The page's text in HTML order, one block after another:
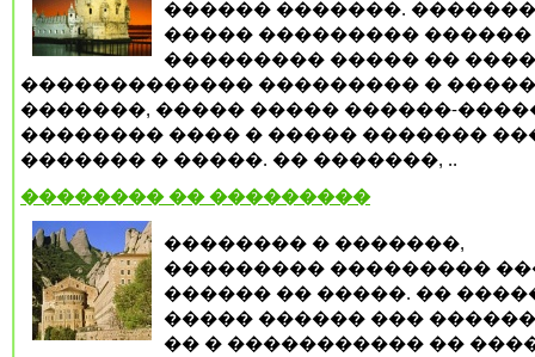
������ �������.
����� ��������� ������
��������� ����� ��
������������� ��������� �
�������, ����� ����� ������-
�������� ���� � ����� �������
������� � �����. �� �������, ..
�������� �� ���������
�������� � �������,
��������� ���������
������ �� �����. ��
����� ������ ���
�� � ����������� ��